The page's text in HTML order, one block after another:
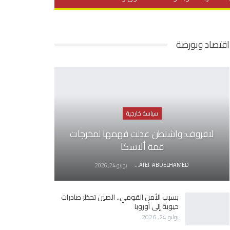
اقتصاد وبورصة
سياسة خارجية
لافروف: واشنطن عدلت فهمها لمخرجات
قمة ألاسكا
AWATEF ABDELHAMED يوليو 24, 2026
بسبب الأمن القومي.. الصين تحظر صادرات
حيوية إلى أوروبا
يوليو 24, 2026